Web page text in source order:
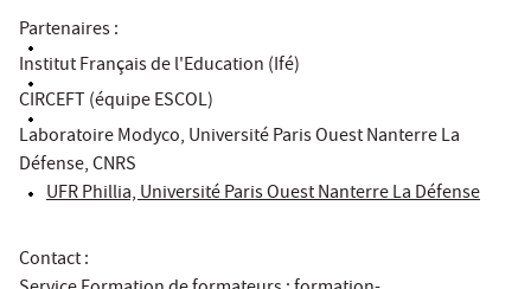
Partenaires :
Institut Français de l'Education (Ifé)
CIRCEFT (équipe ESCOL)
Laboratoire Modyco, Université Paris Ouest Nanterre La
Défense, CNRS
UFR Phillia, Université Paris Ouest Nanterre La Défense
Contact :